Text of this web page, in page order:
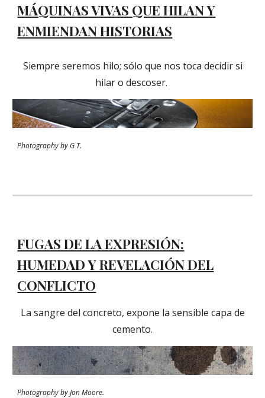
MÁQUINAS VIVAS QUE HILAN Y
ENMIENDAN HISTORIAS
Siempre seremos hilo; sólo que nos toca decidir si
hilar o descoser.
Photography by G T.
FUGAS DE LA EXPRESIÓN:
HUMEDAD Y REVELACIÓN DEL
CONFLICTO
La sangre del concreto, expone la sensible capa de
cemento.
Photography byJon Moore.